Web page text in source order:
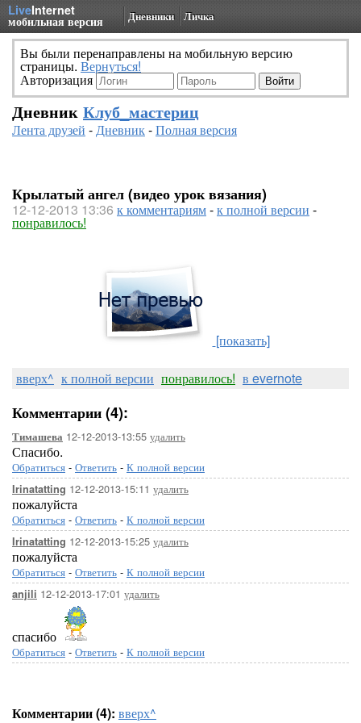
LiveInternet
мобильная версия Дневники Личка
Вы были перенаправлены на мобильную версию
страницы. Вернуться!
Авторизация
Дневник Клуб_мастериц
Лента друзей -Дневник-Полная версия
Крылатый ангел (видео урок вязания)
12-12-2013 13:36 к комментариям-к полной версии -
понравилось!
[показать]
вверх^ к полной версии понравилось! в evernote
Комментарии (4):
Тимашева 12-12-2013-13:55 удалить
Спасибо.
Обратиться - Ответить - К полной версии
Irinatatting 12-12-2013-15:11 удалить
пожалуйста
Обратиться - Ответить - К полной версии
Irinatatting 12-12-2013-15:25 удалить
пожалуйста
Обратиться - Ответить - К полной версии
anjili 12-12-2013-17:01 удалить
спасибо
Обратиться - Ответить - К полной версии
Комментарии (4): вверх^